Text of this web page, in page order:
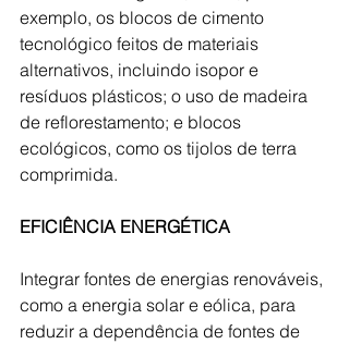
exemplo, os blocos de cimento
tecnológico feitos de materiais
alternativos, incluindo isopor e
resíduos plásticos; o uso de madeira
de reflorestamento; e blocos
ecológicos, como os tijolos de terra
comprimida.
EFICIÊNCIA ENERGÉTICA
Integrar fontes de energias renováveis,
como a energia solar e eólica, para
reduzir a dependência de fontes de